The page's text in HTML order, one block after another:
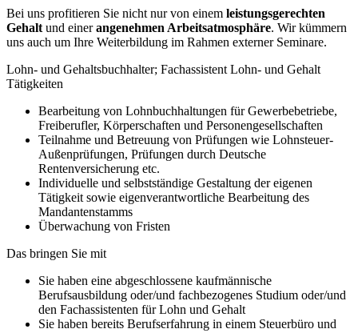
Bei uns profitieren Sie nicht nur von einem leistungsgerechten
Gehalt und einerangenehmen Arbeitsatmosphäre. Wir kümmern
uns auch um Ihre Weiterbildung im Rahmen externer Seminare.
Lohn- und Gehaltsbuchhalter; Fachassistent Lohn- und Gehalt
Tätigkeiten
Bearbeitung von Lohnbuchhaltungen für Gewerbebetriebe,
Freiberufler, Körperschaften und Personengesellschaften
Teilnahme und Betreuung von Prüfungen wie Lohnsteuer-
Außenprüfungen, Prüfungen durch Deutsche
Rentenversicherung etc.
Individuelle und selbstständige Gestaltung der eigenen
Tätigkeit sowie eigenverantwortliche Bearbeitung des
Mandantenstamms
Überwachung von Fristen
Das bringen Sie mit
Sie haben eine abgeschlossene kaufmännische
Berufsausbildung oder/und fachbezogenes Studium oder/und
den Fachassistenten für Lohn und Gehalt
Sie haben bereits Berufserfahrung in einem Steuerbüro und